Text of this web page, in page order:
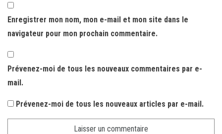
Enregistrer mon nom, mon e-mail et mon site dans le
navigateur pour mon prochain commentaire.
Prévenez-moi de tous les nouveaux commentaires par e-
mail.
Prévenez-moi de tous les nouveaux articles par e-mail.